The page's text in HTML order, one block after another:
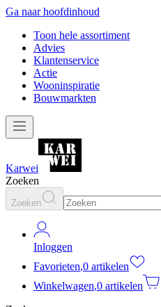
Ga naar hoofdinhoud
Toon hele assortiment
Advies
Klantenservice
Actie
Wooninspiratie
Bouwmarkten
Karwei
Zoeken
Zoeken
Inloggen
Favorieten,0 artikelen
Winkelwagen,0 artikelen